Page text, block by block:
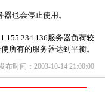
也会停止使用。
服务器负荷较
所有的服务器达到平衡。
布时间：2003-10-14 21:00:00